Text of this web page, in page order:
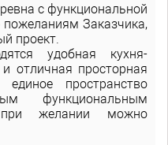
с функциональной
пожеланиям Заказчика,
проект.
удобная кухня-
отличная просторная
пространство
функциональным
при желании можно